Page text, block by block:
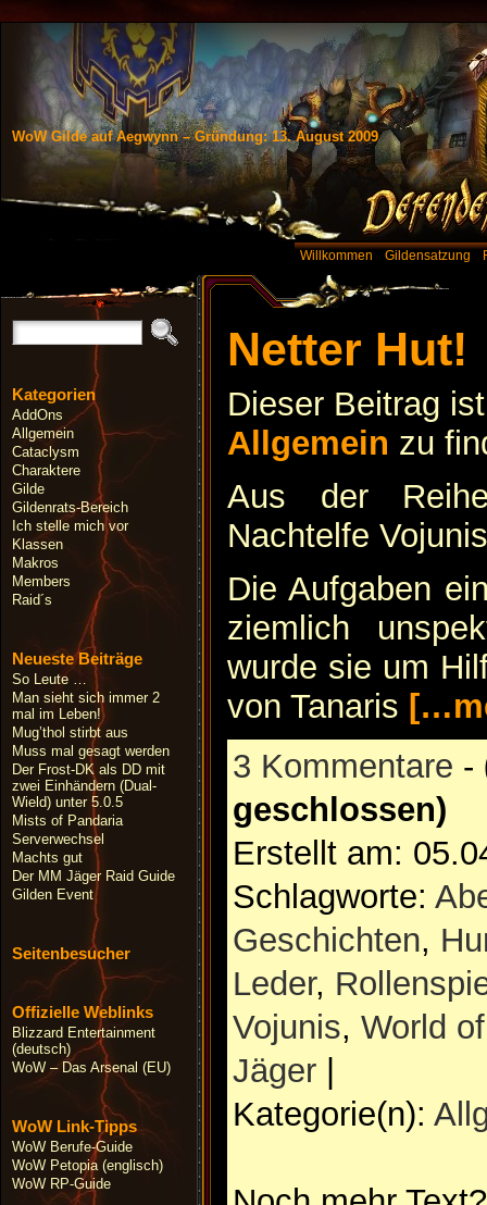
WoW Gilde auf Aegwynn – Gründung: 13. August 2009
Willkommen Gildensatzung
Kategorien
AddOns
Allgemein
Cataclysm
Charaktere
Gilde
Gildenrats-Bereich
Ich stelle mich vor
Klassen
Makros
Members
Raid´s
Neueste Beiträge
So Leute …
Man sieht sich immer 2
mal im Leben!
Mug’thol stirbt aus
Muss mal gesagt werden
Der Frost-DK als DD mit
zwei Einhändern (Dual-
Wield) unter 5.0.5
Mists of Pandaria
Serverwechsel
Machts gut
Der MM Jäger Raid Guide
Gilden Event
Seitenbesucher
Offizielle Weblinks
Blizzard Entertainment
(deutsch)
WoW – Das Arsenal (EU)
WoW Link-Tipps
WoW Berufe-Guide
WoW Petopia (englisch)
WoW RP-Guide
Netter Hut!
Dieser Beitrag
Allgemein zu
Aus der
Nachtelfe
Die Aufgaben
ziemlich
wurde sie um
von Tanaris
3 Kommentare -
geschlossen)
Erstellt am:
Schlagworte:
Geschichten,
Leder,
Vojunis, World
Jäger
Kategorie(n):